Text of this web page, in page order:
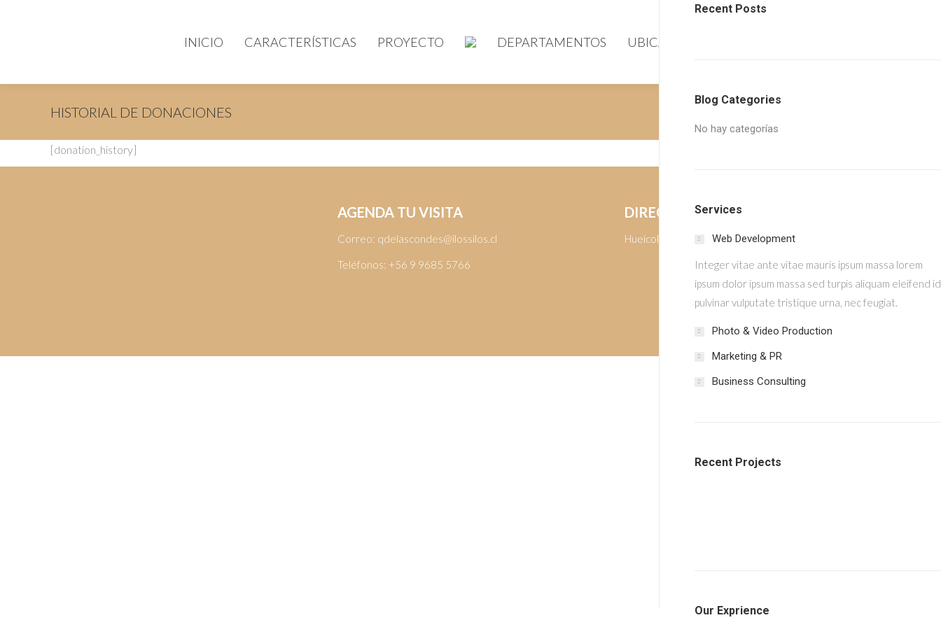
INICIO CARACTERÍSTICAS PROYECTO DEPARTAMENTOS UBICACIÓN
HISTORIAL DE DONACIONES
[donation_history]
Recent Posts
Blog Categories
No hay categorías
Services
Web Development
Integer vitae ante vitae mauris ipsum massa lorem
ipsum dolor ipsum massa sed turpis aliquam eleifend id
pulvinar vulputate tristique urna, nec feugiat.
Photo & Video Production
Marketing & PR
Business Consulting
Recent Projects
Our Exprience
AGENDA TU VISITA
Correo: qdelascondes@ilossilos.cl
Teléfonos: +56 9 9685 5766
DIRECCIÓN
Hueícolla 14015, Las Condes.